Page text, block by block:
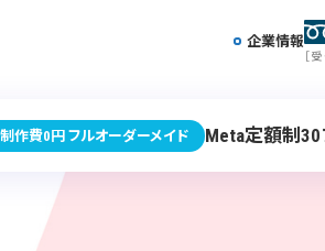
企業情報
［
制作費0円 フルオーダーメイド Meta定額制30